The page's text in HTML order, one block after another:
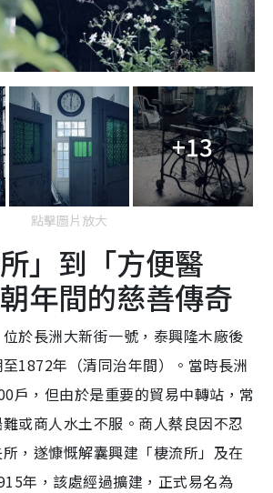
+13
點擊圖片放大
」到「方便醫
年間的慈善傳奇
位於長洲大新街一號，泰興隆木廠後
1872年（清同治年間）。當時長洲
戶，但由於是重要的貿易中轉站，常
或商人水土不服。商人蔡良因不忍
，遂慷慨解囊興建「棲流所」及在
年，該處經過擴建，正式易名為